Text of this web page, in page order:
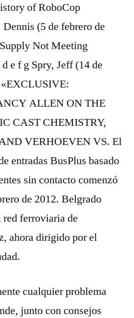
of RoboCop
(5 de febrero de
Not Meeting
e f g Spry, Jeff (14 de
ALLEN ON THE
CAST CHEMISTRY,
VERHOEVEN VS. El
entradas BusPlus basado
sin contacto comenzó
de 2012. Belgrado
ferroviaria de
ahora dirigido por el
cualquier problema
junto con consejos